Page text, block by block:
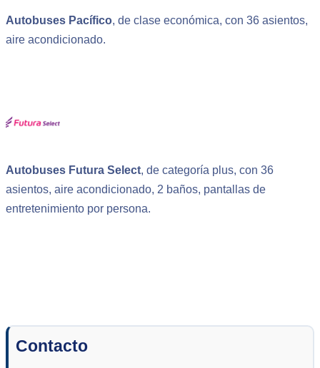
Autobuses Pacífico, de clase económica, con 36 asientos,
aire acondicionado.
Autobuses Futura Select, de categoría plus, con 36
asientos, aire acondicionado, 2 baños, pantallas de
entretenimiento por persona.
Contacto